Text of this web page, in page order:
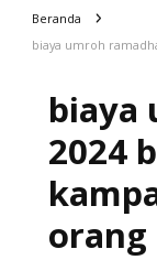
Beranda
biaya umroh
biaya
2024
orang